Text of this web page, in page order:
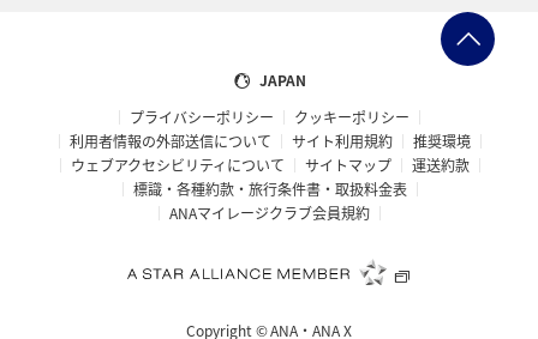
JAPAN
プライバシーポリシー
クッキーポリシー
利用者情報の外部送信について
サイト利用規約
推奨環境
ウェブアクセシビリティについて
サイトマップ
運送約款
標識・各種約款・旅行条件書・取扱料金表
ANAマイレージクラブ会員規約
Copyright ©ANA・ANA X